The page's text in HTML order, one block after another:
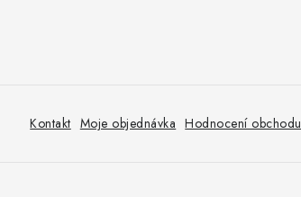
Kontakt Moje objednávka Hodnocení obchodu